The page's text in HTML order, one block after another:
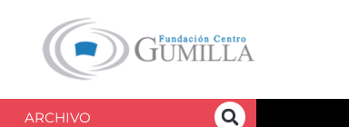
ARCHIVO